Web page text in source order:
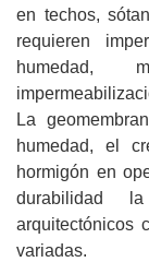
en techos,
requieren
humedad,
La
humedad, el
hormigón en
durabilidad
arquitectónicos
variadas.